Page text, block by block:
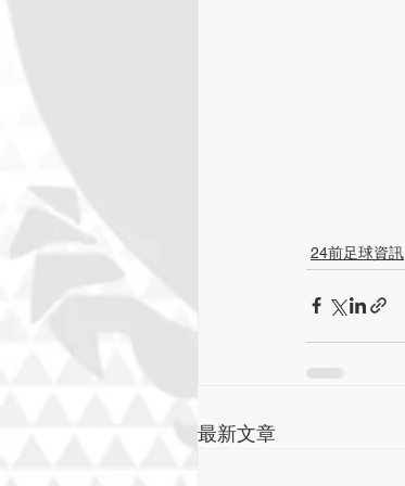
24前足球資訊
最新文章